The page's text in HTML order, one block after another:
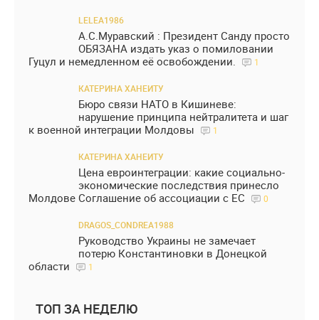
LELEA1986
А.С.Муравский : Президент Санду просто
ОБЯЗАНА издать указ о помиловании
Гуцул и немедленном её освобождении.
1
КАТЕРИНА ХАНЕИТУ
Бюро связи НАТО в Кишиневе:
нарушение принципа нейтралитета и шаг
к военной интеграции Молдовы
1
КАТЕРИНА ХАНЕИТУ
Цена евроинтеграции: какие социально-
экономические последствия принесло
Молдове Соглашение об ассоциации с ЕС
0
DRAGOS_CONDREA1988
Руководство Украины не замечает
потерю Константиновки в Донецкой
области
1
ТОП ЗА НЕДЕЛЮ